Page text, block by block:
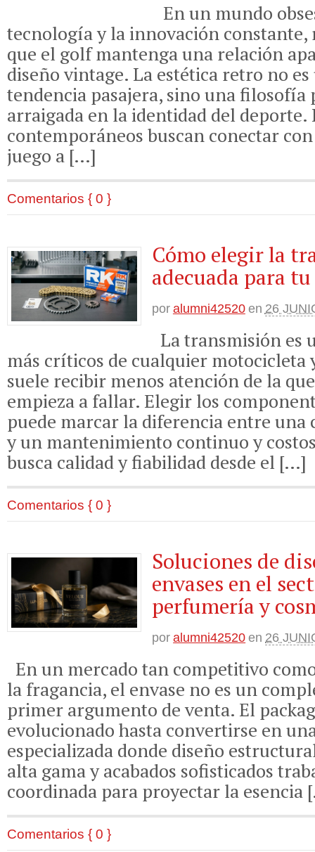
En un mundo
tecnología y la innovación constante,
que el golf mantenga una relación
diseño vintage. La estética retro no
tendencia pasajera, sino una
arraigada en la identidad del deporte.
contemporáneos buscan conectar
juego a […]
Comentarios { 0 }
Cómo elegir la
adecuada para
por alumni42520 en 26
La transmisión es
más críticos de cualquier motocicleta
suele recibir menos atención de la
empieza a fallar. Elegir los
puede marcar la diferencia entre una
y un mantenimiento continuo y
busca calidad y fiabilidad desde el […]
Comentarios { 0 }
Soluciones de
envases en el
perfumería y
por alumni42520 en 26
En un mercado tan competitivo
la fragancia, el envase no es un
primer argumento de venta. El
evolucionado hasta convertirse en
especializada donde diseño
alta gama y acabados sofisticados
coordinada para proyectar la esencia
Comentarios { 0 }